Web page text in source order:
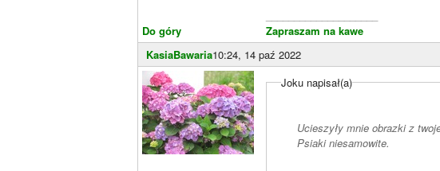
Do góry
Zapraszam na kawe
KasiaBawaria10:24, 14 paź 2022
Joku napisał(a)
Ucieszyły mnie obrazki z
Psiaki niesamowite.